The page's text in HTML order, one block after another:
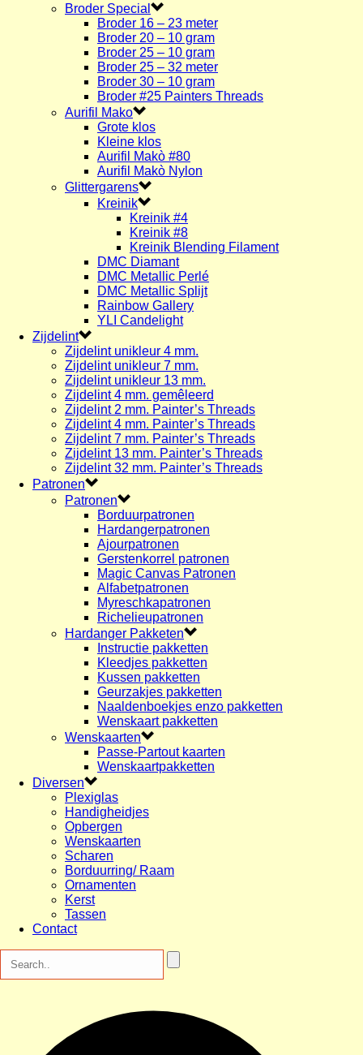
Broder Special
Broder 16 – 23 meter
Broder 20 – 10 gram
Broder 25 – 10 gram
Broder 25 – 32 meter
Broder 30 – 10 gram
Broder #25 Painters Threads
Aurifil Mako
Grote klos
Kleine klos
Aurifil Makò #80
Aurifil Makò Nylon
Glittergarens
Kreinik
Kreinik #4
Kreinik #8
Kreinik Blending Filament
DMC Diamant
DMC Metallic Perlé
DMC Metallic Splijt
Rainbow Gallery
YLI Candelight
Zijdelint
Zijdelint unikleur 4 mm.
Zijdelint unikleur 7 mm.
Zijdelint unikleur 13 mm.
Zijdelint 4 mm. gemêleerd
Zijdelint 2 mm. Painter’s Threads
Zijdelint 4 mm. Painter’s Threads
Zijdelint 7 mm. Painter’s Threads
Zijdelint 13 mm. Painter’s Threads
Zijdelint 32 mm. Painter’s Threads
Patronen
Patronen
Borduurpatronen
Hardangerpatronen
Ajourpatronen
Gerstenkorrel patronen
Magic Canvas Patronen
Alfabetpatronen
Myreschkapatronen
Richelieupatronen
Hardanger Pakketen
Instructie pakketten
Kleedjes pakketten
Kussen pakketten
Geurzakjes pakketten
Naaldenboekjes enzo pakketten
Wenskaart pakketten
Wenskaarten
Passe-Partout kaarten
Wenskaartpakketten
Diversen
Plexiglas
Handigheidjes
Opbergen
Wenskaarten
Scharen
Borduurring/ Raam
Ornamenten
Kerst
Tassen
Contact